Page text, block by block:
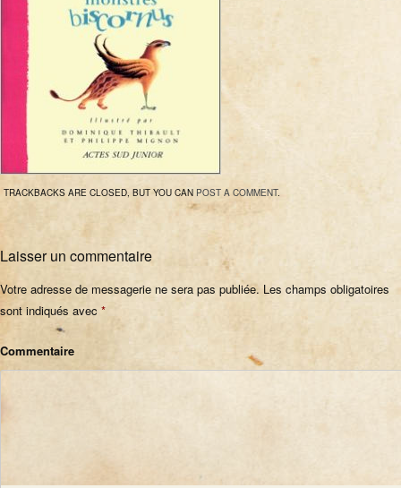
TRACKBACKS ARE CLOSED, BUT YOU CAN POST A COMMENT.
Laisser un commentaire
Votre adresse de messagerie ne sera pas publiée. Les champs obligatoires
sont indiqués avec *
Commentaire